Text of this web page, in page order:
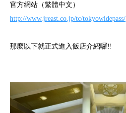
官方網站（繁體中文）
http://www.jreast.co.jp/tc/tokyowidepass/
那麼以下就正式進入飯店介紹囉!!